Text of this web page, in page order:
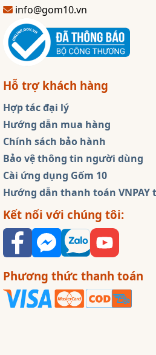
info@gom10.vn
Hỗ trợ khách hàng
Hợp tác đại lý
Hướng dẫn mua hàng
Chính sách bảo hành
Bảo vệ thông tin người dùng
Cài ứng dụng Gốm 10
Hướng dẫn thanh toán VNPAY
Kết nối với chúng tôi:
Phương thức thanh toán